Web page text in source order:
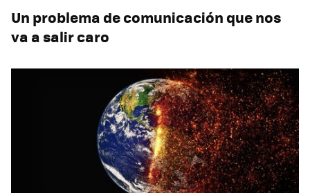
Un problema de comunicación que nos
va a salir caro